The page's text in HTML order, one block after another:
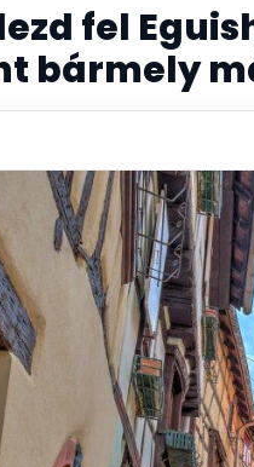
fel
bármely